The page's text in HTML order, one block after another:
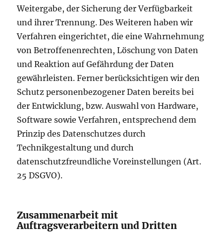
Weitergabe, der Sicherung der Verfügbarkeit
und ihrer Trennung. Des Weiteren haben wir
Verfahren eingerichtet, die eine Wahrnehmung
von Betroffenenrechten, Löschung von Daten
und Reaktion auf Gefährdung der Daten
gewährleisten. Ferner berücksichtigen wir den
Schutz personenbezogener Daten bereits bei
der Entwicklung, bzw. Auswahl von Hardware,
Software sowie Verfahren, entsprechend dem
Prinzip des Datenschutzes durch
Technikgestaltung und durch
datenschutzfreundliche Voreinstellungen (Art.
25 DSGVO).
Zusammenarbeit mit
Auftragsverarbeitern und Dritten